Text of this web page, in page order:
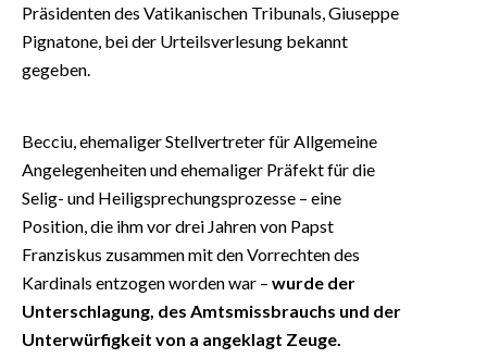
ANNUNCI
NECROLOGI
PUBBLICITÀ
STORE
Präsidenten des Vatikanischen Tribunals, Giuseppe
Pignatone, bei der Urteilsverlesung bekannt
gegeben.
Becciu, ehemaliger Stellvertreter für Allgemeine
Angelegenheiten und ehemaliger Präfekt für die
Selig- und Heiligsprechungsprozesse – eine
Position, die ihm vor drei Jahren von Papst
Franziskus zusammen mit den Vorrechten des
Kardinals entzogen worden war – wurde der
Unterschlagung, des Amtsmissbrauchs und der
Unterwürfigkeit von a angeklagt Zeuge.